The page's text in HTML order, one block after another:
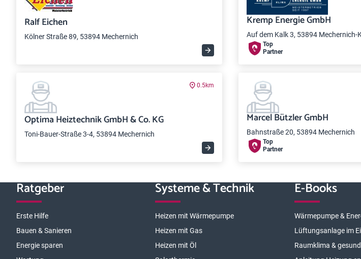
Ralf Eichen
Kölner Straße 89, 53894 Mechernich
Kremp Energie GmbH
Auf dem Kalk 3, 53894 Mechernich-
Top
Partner
0.5km
Optima Heiztechnik GmbH & Co. KG
Toni-Bauer-Straße 3-4, 53894 Mechernich
Marcel Bützler GmbH
Bahnstraße 20, 53894 Mechernich
Top
Partner
Ratgeber
Erste Hilfe
Bauen & Sanieren
Energie sparen
Systeme & Technik
Heizen mit Wärmepumpe
Heizen mit Gas
Heizen mit Öl
E-Books
Wärmepumpe &
Lüftungsanlage im
Raumklima &